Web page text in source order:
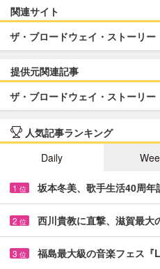
関連サイト
ザ・ブロードウェイ・ストーリー
提供元関連記事
ザ・ブロードウェイ・ストーリー
人気記事ランキング
Daily
1 位 坂本冬美、歌手生活40周
2 位 西川貴教に直撃、滋賀最
3 位 福島最大級の音楽フェス